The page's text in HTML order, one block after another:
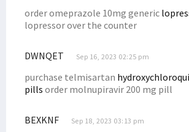
order omeprazole 10mg generic
lopressor over the counter
DWNQET Sep 16, 2023 02:25 pm
purchase telmisartan
pills order molnupiravir 200 mg pill
BEXKNF Sep 18, 2023 03:13 pm